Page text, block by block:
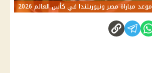
موعد مباراة مصر ونيوزيلندا في كأس العالم 2026